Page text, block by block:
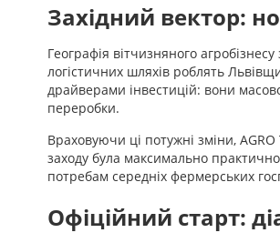
Західний вектор:
Географія вітчизняного
логістичних шляхів роблять
драйверами інвестицій: вони
переробки.
Враховуючи ці потужні зміни,
заходу була максимально
потребам середніх фермерських
Офіційний старт: